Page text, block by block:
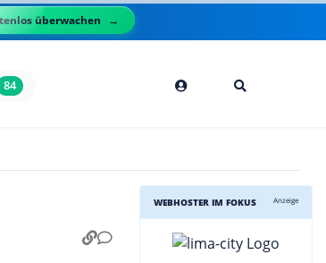
überwachen
84
WEBHOSTER IM FOKUS Anzeige